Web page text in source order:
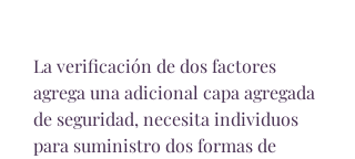
La verificación de dos factores
agrega una adicional capa agregada
de seguridad, necesita individuos
para suministro dos formas de